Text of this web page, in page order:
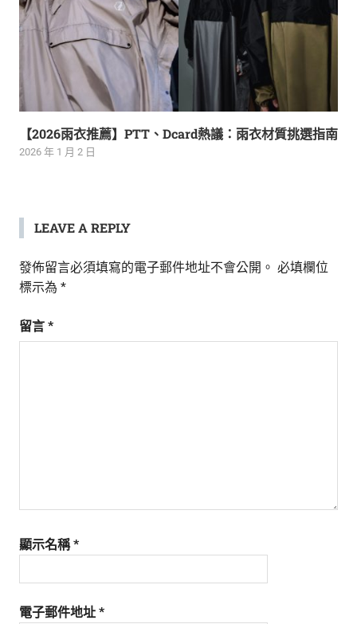
【2026雨衣推薦】PTT、Dcard熱議：雨衣材質挑選指南
2026 年 1 月 2 日
LEAVE A REPLY
發佈留言必須填寫的電子郵件地址不會公開。 必填欄位
標示為 *
留言 *
顯示名稱*
電子郵件地址 *